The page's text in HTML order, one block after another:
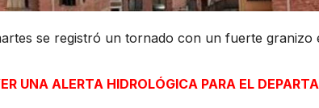
se registró un tornado con un fuerte granizo
UNA ALERTA HIDROLÓGICA PARA EL